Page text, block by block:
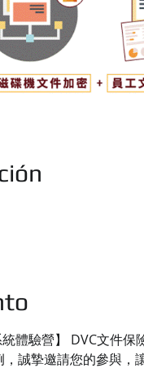
統體驗營】 DVC文件
誠摯邀請您的參與，